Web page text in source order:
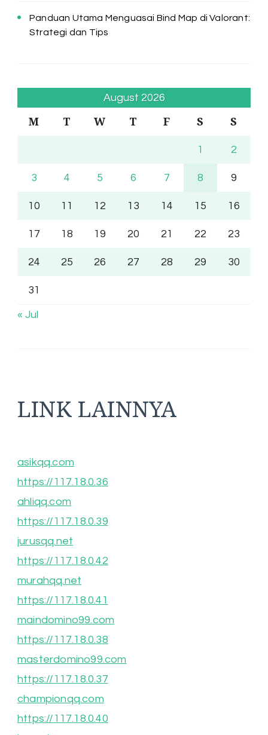
Panduan Utama Menguasai Bind Map di Valorant:
Strategi dan Tips
August 2026
M T W T F S S
1 2
3 4 5 6 7 8 9
10 11 12 13 14 15 16
17 18 19 20 21 22 23
24 25 26 27 28 29 30
31
« Jul
LINK LAINNYA
asikqq.com
https://117.18.0.36
ahliqq.com
https://117.18.0.39
jurusqq.net
https://117.18.0.42
murahqq.net
https://117.18.0.41
maindomino99.com
https://117.18.0.38
masterdomino99.com
https://117.18.0.37
championqq.com
https://117.18.0.40